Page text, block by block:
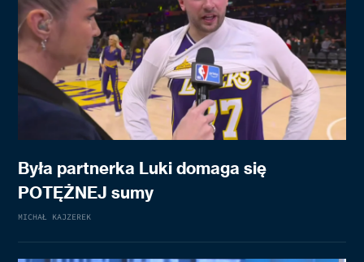
Była partnerka Luki domaga się
POTĘŻNEJ sumy
MICHAŁ KAJZEREK